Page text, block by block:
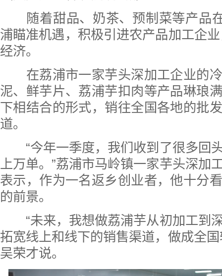
随着甜品、奶茶、预制菜等产品在
浦瞄准机遇，积极引进农产品加工企业
经济。
在荔浦市一家芋头深加工企业的冷
泥、鲜芋片、荔浦芋扣肉等产品琳琅
下相结合的形式，销往全国各地的批
道。
“今年一季度，我们收到了很多回
上万单。”荔浦市马岭镇一家芋头深加
表示，作为一名返乡创业者，他十分
的前景。
“未来，我想做荔浦芋从初加工到
拓宽线上和线下的销售渠道，做成全
吴荣才说。